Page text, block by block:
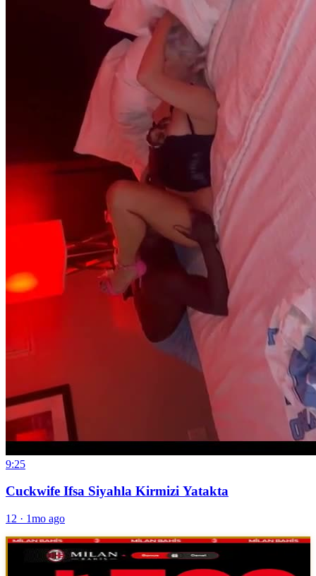
9:25
Cuckwife Ifsa Siyahla Kirmizi Yatakta
12 · 1mo ago